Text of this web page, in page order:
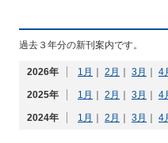
過去３年分の新刊案内です。
2026年 1月 2月 3月 4
2025年 1月 2月 3月 4
2024年 1月 2月 3月 4